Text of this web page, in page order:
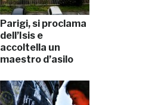
Parigi, si proclama
dell’Isis e
accoltella un
maestro d’asilo